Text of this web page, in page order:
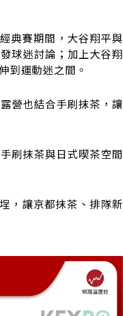
典賽期間，大谷翔平與
球迷討論；加上大谷翔
到運動迷之間。
營也結合手刷抹茶，讓
刷抹茶與日式喫茶空間
，讓京都抹茶、排隊新